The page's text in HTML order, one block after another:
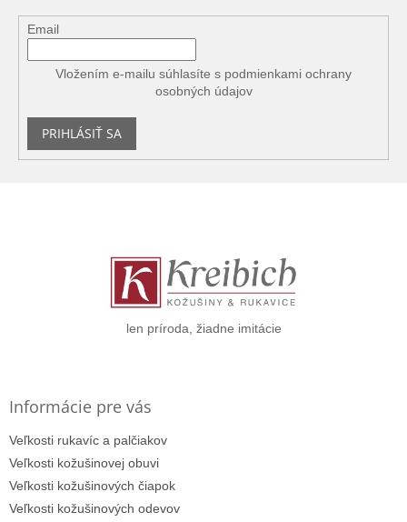
Email
Vložením e-mailu súhlasíte s podmienkami ochrany
osobných údajov
PRIHLÁSIŤ SA
len príroda, žiadne imitácie
Informácie pre vás
Veľkosti rukavíc a palčiakov
Veľkosti kožušinovej obuvi
Veľkosti kožušinových čiapok
Veľkosti kožušinových odevov